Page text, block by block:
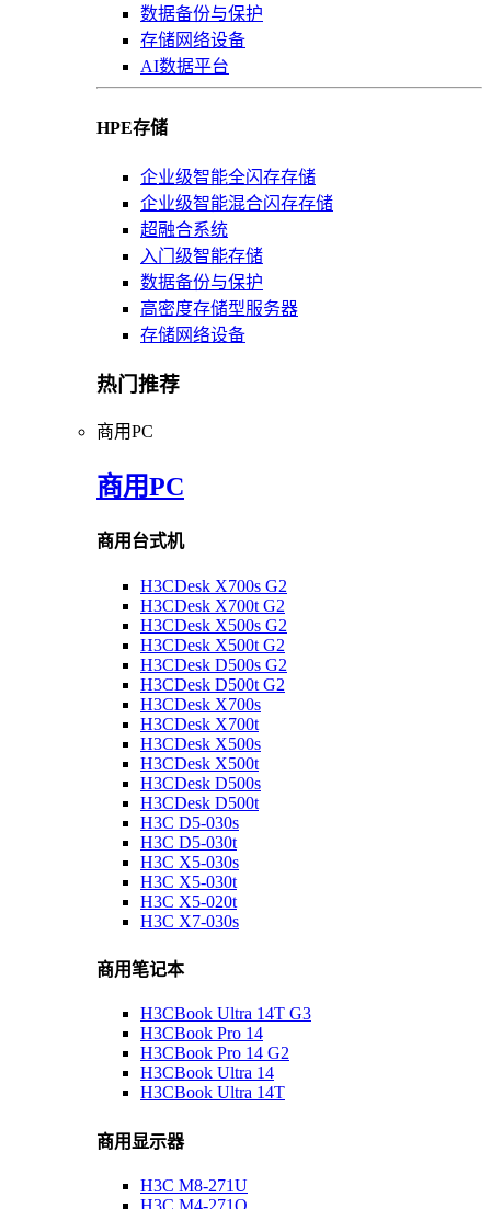
数据备份与保护
存储网络设备
AI数据平台
HPE存储
企业级智能全闪存存储
企业级智能混合闪存存储
超融合系统
入门级智能存储
数据备份与保护
高密度存储型服务器
存储网络设备
热门推荐
商用PC
商用PC
商用台式机
H3CDesk X700s G2
H3CDesk X700t G2
H3CDesk X500s G2
H3CDesk X500t G2
H3CDesk D500s G2
H3CDesk D500t G2
H3CDesk X700s
H3CDesk X700t
H3CDesk X500s
H3CDesk X500t
H3CDesk D500s
H3CDesk D500t
H3C D5-030s
H3C D5-030t
H3C X5-030s
H3C X5-030t
H3C X5-020t
H3C X7-030s
商用笔记本
H3CBook Ultra 14T G3
H3CBook Pro 14
H3CBook Pro 14 G2
H3CBook Ultra 14
H3CBook Ultra 14T
商用显示器
H3C M8-271U
H3C M4-271Q